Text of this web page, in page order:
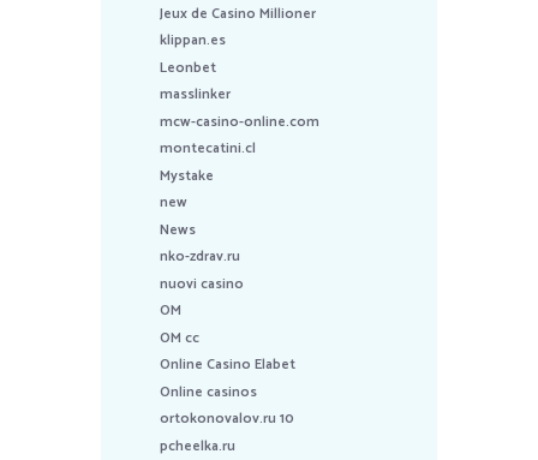
Jeux de Casino Millioner
klippan.es
Leonbet
masslinker
mcw-casino-online.com
montecatini.cl
Mystake
new
News
nko-zdrav.ru
nuovi casino
OM
OM cc
Online Casino Elabet
Online casinos
ortokonovalov.ru 10
pcheelka.ru